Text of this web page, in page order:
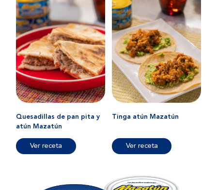
Quesadillas de pan pita y
atún Mazatún
Ver receta
Tinga atún Mazatún
Ver receta